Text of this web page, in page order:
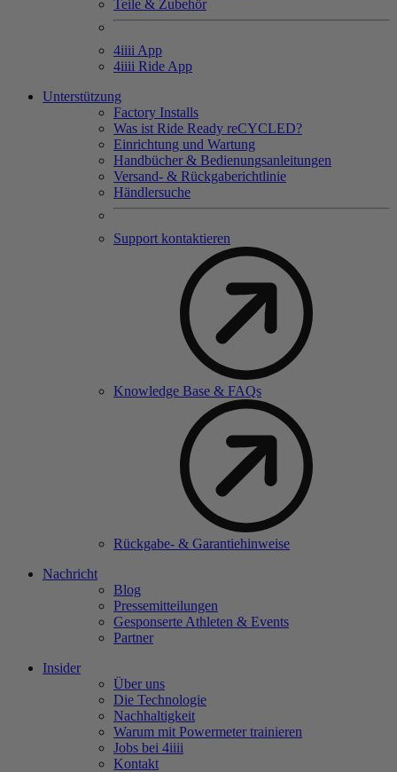
Teile & Zubehör
4iiii App
4iiii Ride App
Unterstützung
Factory Installs
Was ist Ride Ready reCYCLED?
Einrichtung und Wartung
Handbücher & Bedienungsanleitungen
Versand- & Rückgaberichtlinie
Händlersuche
Support kontaktieren
Knowledge Base & FAQs
Rückgabe- & Garantiehinweise
Nachricht
Blog
Pressemitteilungen
Gesponserte Athleten & Events
Partner
Insider
Über uns
Die Technologie
Nachhaltigkeit
Warum mit Powermeter trainieren
Jobs bei 4iiii
Kontakt